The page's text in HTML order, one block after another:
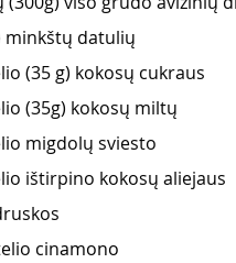
minkštų datulių
(35 g) kokosų cukraus
(35g) kokosų miltų
migdolų sviesto
ištirpino kokosų aliejaus
cinamono